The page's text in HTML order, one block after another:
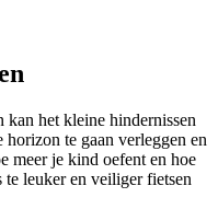
kan het kleine hindernissen
te gaan verleggen en
meer je kind oefent en hoe
te leuker en veiliger fietsen